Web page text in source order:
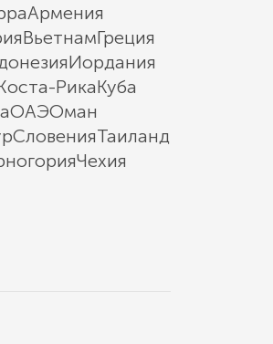
Армения
ВьетнамГреция
Иордания
РикаКуба
ОАЭОман
СловенияТаиланд
Чехия